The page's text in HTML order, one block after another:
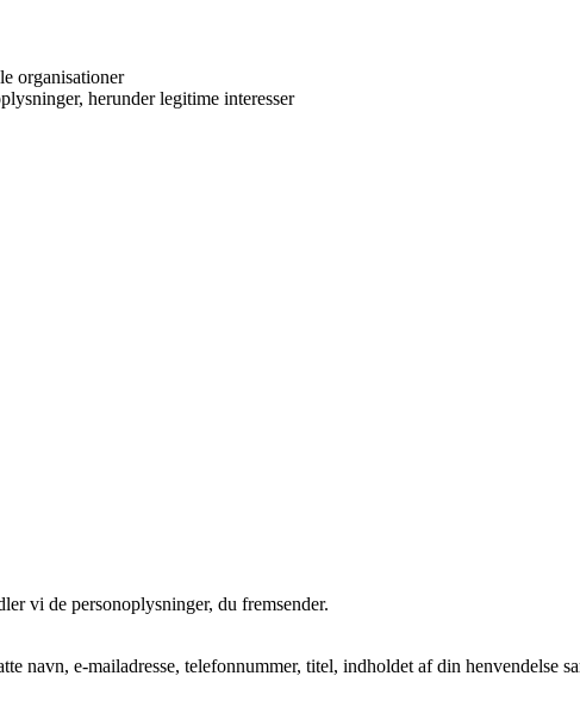
organisationer
herunder legitime interesser
vi de personoplysninger, du fremsender.
navn, e-mailadresse, telefonnummer, titel, indholdet af din henvendelse